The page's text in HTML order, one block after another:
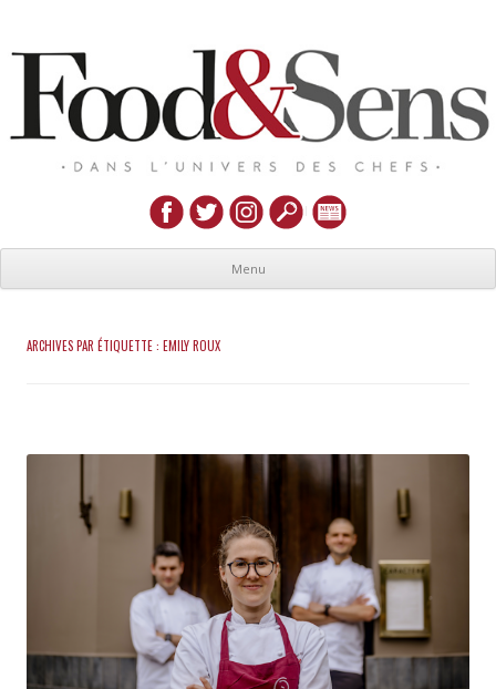
Menu
ARCHIVES PAR ÉTIQUETTE : EMILY ROUX